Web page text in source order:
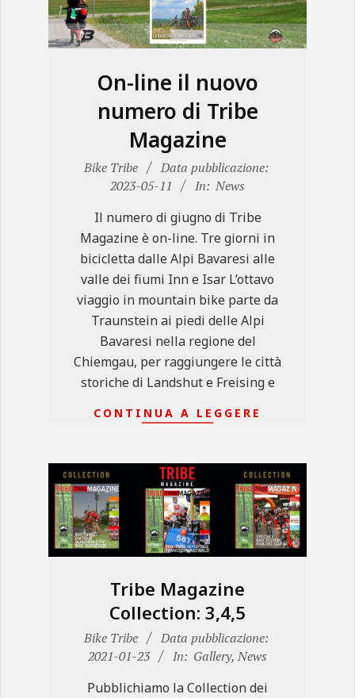
On-line il nuovo
numero di Tribe
Magazine
2023-
Bike Tribe
Data pubblicazione:
2023-05-11
In: News
Il numero di giugno di Tribe
Magazine è on-line. Tre giorni in
bicicletta dalle Alpi Bavaresi alle
valle dei fiumi Inn e Isar L’ottavo
viaggio in mountain bike parte da
Traunstein ai piedi delle Alpi
Bavaresi nella regione del
Chiemgau, per raggiungere le città
storiche di Landshut e Freising e
CONTINUA A LEGGERE
Tribe Magazine
Collection: 3,4,5
2021-
Bike Tribe
Data pubblicazione:
2021-01-23
In: Gallery, News
Pubblichiamo la Collection dei